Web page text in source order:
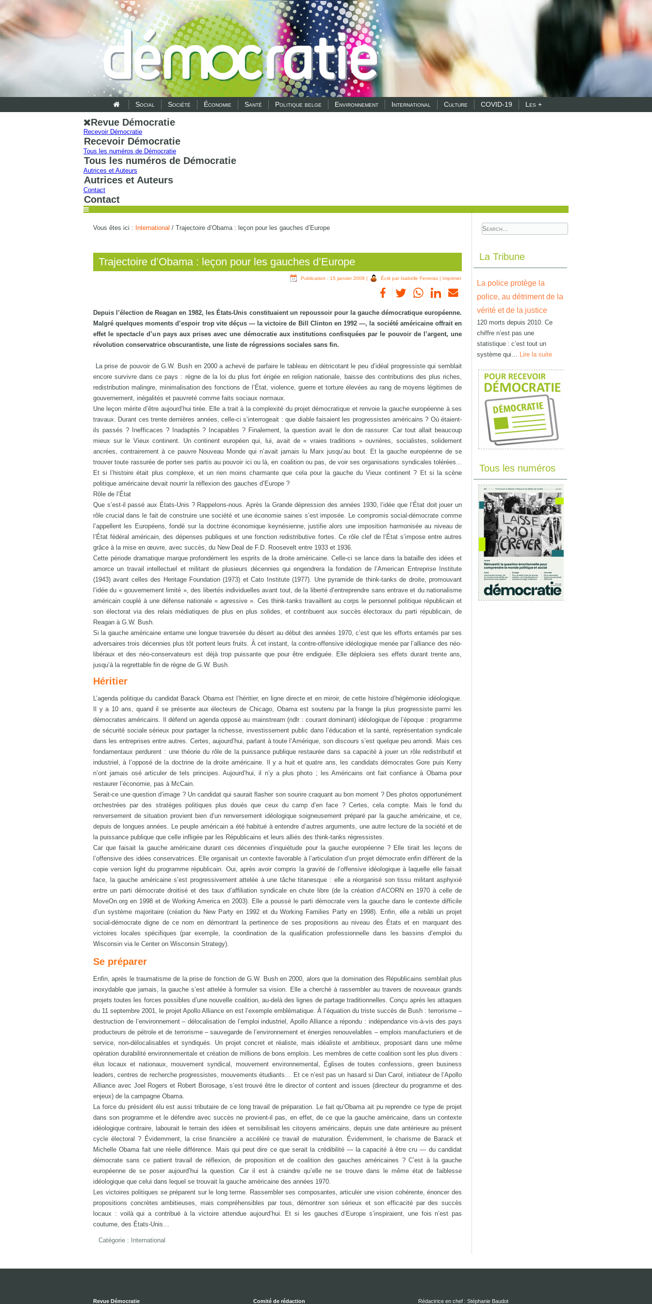
Social Société Économie Santé Politique belge Environnement International Culture COVID-19 Les +
Revue Démocratie
Recevoir Démocratie
Recevoir Démocratie
Tous les numéros de Démocratie
Tous les numéros de Démocratie
Autrices et Auteurs
Autrices et Auteurs
Contact
Contact
Vous êtes ici : International / Trajectoire d’Obama : leçon pour les gauches d’Europe
Trajectoire d’Obama : leçon pour les gauches d’Europe
Publication : 15 janvier 2009 | Écrit par Isabelle Ferreras | Imprimer
Depuis l’élection de Reagan en 1982, les États-Unis constituaient un repoussoir pour la gauche démocratique européenne.
Malgré quelques moments d’espoir trop vite déçus — la victoire de Bill Clinton en 1992 —, la société américaine offrait en
effet le spectacle d’un pays aux prises avec une démocratie aux institutions confisquées par le pouvoir de l’argent, une
révolution conservatrice obscurantiste, une liste de régressions sociales sans fin.
La prise de pouvoir de G.W. Bush en 2000 a achevé de parfaire le tableau en détricotant le peu d’idéal progressiste qui semblait
encore survivre dans ce pays : règne de la loi du plus fort érigée en religion nationale, baisse des contributions des plus riches,
redistribution malingre, minimalisation des fonctions de l’État, violence, guerre et torture élevées au rang de moyens légitimes de
gouvernement, inégalités et pauvreté comme faits sociaux normaux.
Une leçon mérite d’être aujourd’hui tirée. Elle a trait à la complexité du projet démocratique et renvoie la gauche européenne à ses
travaux. Durant ces trente dernières années, celle-ci s’interrogeait : que diable faisaient les progressistes américains ? Où étaient-
ils passés ? Inefficaces ? Inadaptés ? Incapables ? Finalement, la question avait le don de rassurer. Car tout allait beaucoup
mieux sur le Vieux continent. Un continent européen qui, lui, avait de « vraies traditions » ouvrières, socialistes, solidement
ancrées, contrairement à ce pauvre Nouveau Monde qui n’avait jamais lu Marx jusqu’au bout. Et la gauche européenne de se
trouver toute rassurée de porter ses partis au pouvoir ici ou là, en coalition ou pas, de voir ses organisations syndicales tolérées...
Et si l’histoire était plus complexe, et un rien moins charmante que cela pour la gauche du Vieux continent ? Et si la scène
politique américaine devait nourrir la réflexion des gauches d’Europe ?
Rôle de l’État
Que s’est-il passé aux États-Unis ? Rappelons-nous. Après la Grande dépression des années 1930, l’idée que l’État doit jouer un
rôle crucial dans le fait de construire une société et une économie saines s’est imposée. Le compromis social-démocrate comme
l’appellent les Européens, fondé sur la doctrine économique keynésienne, justifie alors une imposition harmonisée au niveau de
l’État fédéral américain, des dépenses publiques et une fonction redistributive fortes. Ce rôle clef de l’État s’impose entre autres
grâce à la mise en œuvre, avec succès, du New Deal de F.D. Roosevelt entre 1933 et 1936.
Cette période dramatique marque profondément les esprits de la droite américaine. Celle-ci se lance dans la bataille des idées et
amorce un travail intellectuel et militant de plusieurs décennies qui engendrera la fondation de l’American Entreprise Institute
(1943) avant celles des Heritage Foundation (1973) et Cato Institute (1977). Une pyramide de think-tanks de droite, promouvant
l’idée du « gouvernement limité », des libertés individuelles avant tout, de la liberté d’entreprendre sans entrave et du nationalisme
américain couplé à une défense nationale « agressive ». Ces think-tanks travaillent au corps le personnel politique républicain et
son électorat via des relais médiatiques de plus en plus solides, et contribuent aux succès électoraux du parti républicain, de
Reagan à G.W. Bush.
Si la gauche américaine entame une longue traversée du désert au début des années 1970, c’est que les efforts entamés par ses
adversaires trois décennies plus tôt portent leurs fruits. À cet instant, la contre-offensive idéologique menée par l’alliance des néo-
libéraux et des néo-conservateurs est déjà trop puissante que pour être endiguée. Elle déploiera ses effets durant trente ans,
jusqu’à la regrettable fin de règne de G.W. Bush.
Héritier
L’agenda politique du candidat Barack Obama est l’héritier, en ligne directe et en miroir, de cette histoire d’hégémonie idéologique.
Il y a 10 ans, quand il se présente aux électeurs de Chicago, Obama est soutenu par la frange la plus progressiste parmi les
démocrates américains. Il défend un agenda opposé au mainstream (ndlr : courant dominant) idéologique de l’époque : programme
de sécurité sociale sérieux pour partager la richesse, investissement public dans l’éducation et la santé, représentation syndicale
dans les entreprises entre autres. Certes, aujourd’hui, parlant à toute l’Amérique, son discours s’est quelque peu arrondi. Mais ces
fondamentaux perdurent : une théorie du rôle de la puissance publique restaurée dans sa capacité à jouer un rôle redistributif et
industriel, à l’opposé de la doctrine de la droite américaine. Il y a huit et quatre ans, les candidats démocrates Gore puis Kerry
n’ont jamais osé articuler de tels principes. Aujourd’hui, il n’y a plus photo ; les Américains ont fait confiance à Obama pour
restaurer l’économie, pas à McCain.
Serait-ce une question d’image ? Un candidat qui saurait flasher son sourire craquant au bon moment ? Des photos opportunément
orchestrées par des stratèges politiques plus doués que ceux du camp d’en face ? Certes, cela compte. Mais le fond du
renversement de situation provient bien d’un renversement idéologique soigneusement préparé par la gauche américaine, et ce,
depuis de longues années. Le peuple américain a été habitué à entendre d’autres arguments, une autre lecture de la société et de
la puissance publique que celle infligée par les Républicains et leurs alliés des think-tanks régressistes.
Car que faisait la gauche américaine durant ces décennies d’inquiétude pour la gauche européenne ? Elle tirait les leçons de
l’offensive des idées conservatrices. Elle organisait un contexte favorable à l’articulation d’un projet démocrate enfin différent de la
copie version light du programme républicain. Oui, après avoir compris la gravité de l’offensive idéologique à laquelle elle faisait
face, la gauche américaine s’est progressivement attelée à une tâche titanesque : elle a réorganisé son tissu militant asphyxié
entre un parti démocrate droitisé et des taux d’affiliation syndicale en chute libre (de la création d’ACORN en 1970 à celle de
MoveOn.org en 1998 et de Working America en 2003). Elle a poussé le parti démocrate vers la gauche dans le contexte difficile
d’un système majoritaire (création du New Party en 1992 et du Working Families Party en 1998). Enfin, elle a rebâti un projet
social-démocrate digne de ce nom en démontrant la pertinence de ses propositions au niveau des États et en marquant des
victoires locales spécifiques (par exemple, la coordination de la qualification professionnelle dans les bassins d’emploi du
Wisconsin via le Center on Wisconsin Strategy).
Se préparer
Enfin, après le traumatisme de la prise de fonction de G.W. Bush en 2000, alors que la domination des Républicains semblait plus
inoxydable que jamais, la gauche s’est attelée à formuler sa vision. Elle a cherché à rassembler au travers de nouveaux grands
projets toutes les forces possibles d’une nouvelle coalition, au-delà des lignes de partage traditionnelles. Conçu après les attaques
du 11 septembre 2001, le projet Apollo Alliance en est l’exemple emblématique. À l’équation du triste succès de Bush : terrorisme –
destruction de l’environnement – délocalisation de l’emploi industriel, Apollo Alliance a répondu : indépendance vis-à-vis des pays
producteurs de pétrole et de terrorisme – sauvegarde de l’environnement et énergies renouvelables – emplois manufacturiers et de
service, non-délocalisables et syndiqués. Un projet concret et réaliste, mais idéaliste et ambitieux, proposant dans une même
opération durabilité environnementale et création de millions de bons emplois. Les membres de cette coalition sont les plus divers :
élus locaux et nationaux, mouvement syndical, mouvement environnemental, Églises de toutes confessions, green business
leaders, centres de recherche progressistes, mouvements étudiants… Et ce n’est pas un hasard si Dan Carol, initiateur de l’Apollo
Alliance avec Joel Rogers et Robert Borosage, s’est trouvé être le director of content and issues (directeur du programme et des
enjeux) de la campagne Obama.
La force du président élu est aussi tributaire de ce long travail de préparation. Le fait qu’Obama ait pu reprendre ce type de projet
dans son programme et le défendre avec succès ne provient-il pas, en effet, de ce que la gauche américaine, dans un contexte
idéologique contraire, labourait le terrain des idées et sensibilisait les citoyens américains, depuis une date antérieure au présent
cycle électoral ? Évidemment, la crise financière a accéléré ce travail de maturation. Évidemment, le charisme de Barack et
Michelle Obama fait une réelle différence. Mais qui peut dire ce que serait la crédibilité — la capacité à être cru — du candidat
démocrate sans ce patient travail de réflexion, de proposition et de coalition des gauches américaines ? C’est à la gauche
européenne de se poser aujourd’hui la question. Car il est à craindre qu’elle ne se trouve dans le même état de faiblesse
idéologique que celui dans lequel se trouvait la gauche américaine des années 1970.
Les victoires politiques se préparent sur le long terme. Rassembler ses composantes, articuler une vision cohérente, énoncer des
propositions concrètes ambitieuses, mais compréhensibles par tous, démontrer son sérieux et son efficacité par des succès
locaux : voilà qui a contribué à la victoire attendue aujourd’hui. Et si les gauches d’Europe s’inspiraient, une fois n’est pas
coutume, des États-Unis…
Catégorie : International
La Tribune
La police protège la
police, au détriment de la
vérité et de la justice
120 morts depuis 2010. Ce
chiffre n’est pas une
statistique : c’est tout un
système qui… Lire la suite
Tous les numéros
Revue Démocratie Comité de rédaction Rédactrice en chef : Stéphanie Baudot